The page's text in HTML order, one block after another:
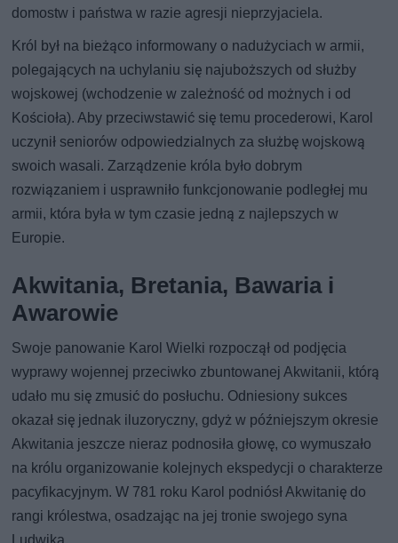
domostw i państwa w razie agresji nieprzyjaciela.
Król był na bieżąco informowany o nadużyciach w armii,
polegających na uchylaniu się najuboższych od służby
wojskowej (wchodzenie w zależność od możnych i od
Kościoła). Aby przeciwstawić się temu procederowi, Karol
uczynił seniorów odpowiedzialnych za służbę wojskową
swoich wasali. Zarządzenie króla było dobrym
rozwiązaniem i usprawniło funkcjonowanie podległej mu
armii, która była w tym czasie jedną z najlepszych w
Europie.
Akwitania, Bretania, Bawaria i
Awarowie
Swoje panowanie Karol Wielki rozpoczął od podjęcia
wyprawy wojennej przeciwko zbuntowanej Akwitanii, którą
udało mu się zmusić do posłuchu. Odniesiony sukces
okazał się jednak iluzoryczny, gdyż w późniejszym okresie
Akwitania jeszcze nieraz podnosiła głowę, co wymuszało
na królu organizowanie kolejnych ekspedycji o charakterze
pacyfikacyjnym. W 781 roku Karol podniósł Akwitanię do
rangi królestwa, osadzając na jej tronie swojego syna